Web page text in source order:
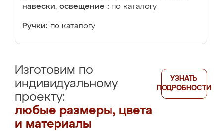
навески, освещение : по каталогу
Ручки: по каталогу
Изготовим по
индивидуальному
проекту:
любые размеры, цвета
и материалы
УЗНАТЬ
ПОДРОБНОСТИ